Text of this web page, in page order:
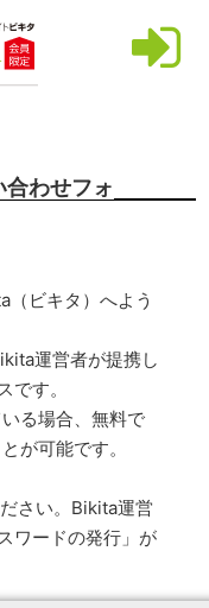
わせフォ
（ビキタ）へよう
運営者が提携し
です。
る場合、無料で
が可能です。
さい。Bikita運営
ワードの発行」が